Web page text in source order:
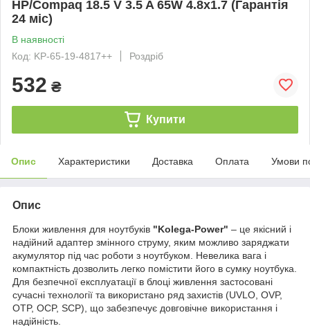
HP/Compaq 18.5 V 3.5 A 65W 4.8x1.7 (Гарантія
24 міс)
В наявності
Код: KP-65-19-4817++
Роздріб
532 ₴
Купити
Опис Характеристики Доставка Оплата Умови
Опис
Блоки живлення для ноутбуків "Kolega-Power" – це якісний і
надійний адаптер змінного струму, яким можливо заряджати
акумулятор під час роботи з ноутбуком. Невелика вага і
компактність дозволить легко помістити його в сумку ноутбука.
Для безпечної експлуатації в блоці живлення застосовані
сучасні технології та використано ряд захистів (UVLO, OVP,
OTP, OCP, SCP), що забезпечує довговічне використання і
надійність.